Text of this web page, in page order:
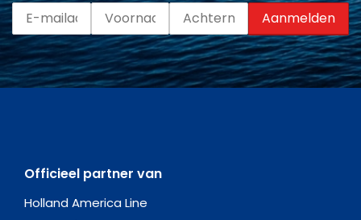
Officieel partner van
Holland America Line